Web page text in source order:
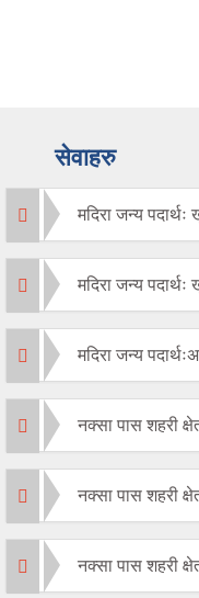
सेवाहरु
मदिरा जन्य
मदिरा जन्य
मदिरा जन्य
नक्सा पास शहरी
नक्सा पास शहरी
नक्सा पास शहरी